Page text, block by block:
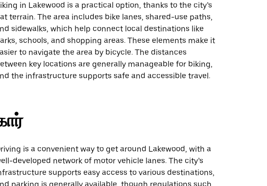
in Lakewood is a practical option, thanks to the city’s
terrain. The area includes bike lanes, shared-use paths,
sidewalks, which help connect local destinations like
schools, and shopping areas. These elements make it
to navigate the area by bicycle. The distances
key locations are generally manageable for biking,
the infrastructure supports safe and accessible travel.
is a convenient way to get around Lakewood, with a
developed network of motor vehicle lanes. The city’s
supports easy access to various destinations,